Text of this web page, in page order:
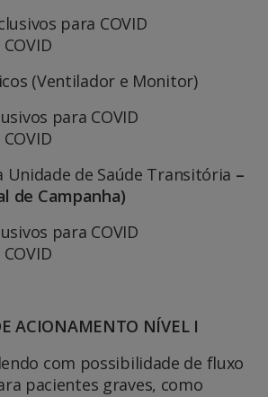
para COVID
(Ventilador e Monitor)
para COVID
Unidade de Saúde Transitória –
de Campanha)
para COVID
ACIONAMENTO NÍVEL I
com possibilidade de fluxo
pacientes graves, como